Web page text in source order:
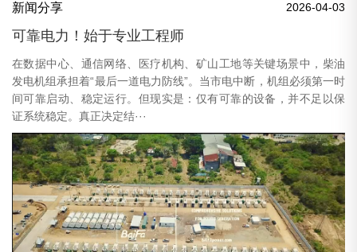
新闻分享 2026-04-03
可靠电力！始于专业工程师
在数据中心、通信网络、医疗机构、矿山工地等关键场景中，柴油
发电机组承担着“最后一道电力防线”。当市电中断，机组必须第一时
间可靠启动、稳定运行。但现实是：仅有可靠的设备，并不足以保
证系统稳定。真正决定结···